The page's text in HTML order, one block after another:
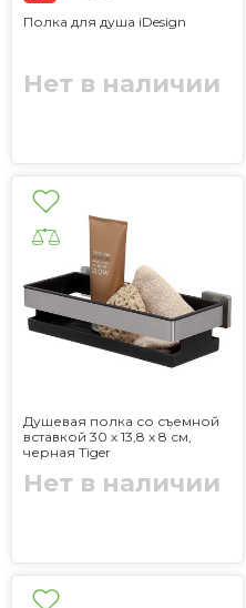
Полка для душа iDesign
Нет в наличии
Душевая полка со съемной
вставкой 30 х 13,8 х 8 см,
черная Tiger
Нет в наличии